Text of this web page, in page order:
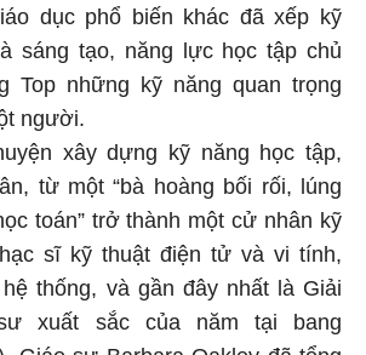
dục phổ biến khác đã xếp kỹ
sáng tạo, năng lực học tập chủ
Top những kỹ năng quan trọng
người.
xây dựng kỹ năng học tập,
từ một “bà hoàng bối rối, lúng
toán” trở thành một cử nhân kỹ
sĩ kỹ thuật điện tử và vi tính,
thống, và gần đây nhất là Giải
xuất sắc của năm tại bang